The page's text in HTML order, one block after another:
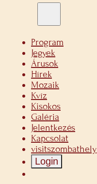
Program
Jegyek
Árusok
Hírek
Mozaik
Kvíz
Kisokos
Galéria
Jelentkezés
Kapcsolat
visitszombathely
Login